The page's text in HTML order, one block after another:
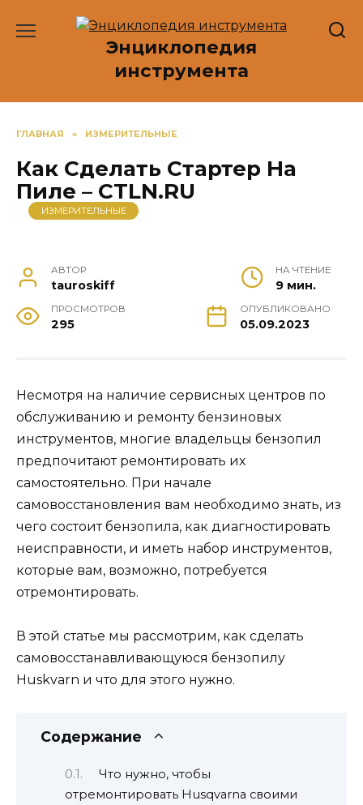
Энциклопедия
инструмента
ГЛАВНАЯ » ИЗМЕРИТЕЛЬНЫЕ
Как Сделать Стартер На
Пиле – CTLN.RU
ИЗМЕРИТЕЛЬНЫЕ
АВТОР
tauroskiff
НА ЧТЕНИЕ
9 мин.
ПРОСМОТРОВ
295
ОПУБЛИКОВАНО
05.09.2023
Несмотря на наличие сервисных центров по
обслуживанию и ремонту бензиновых
инструментов, многие владельцы бензопил
предпочитают ремонтировать их
самостоятельно. При начале
самовосстановления вам необходимо знать, из
чего состоит бензопила, как диагностировать
неисправности, и иметь набор инструментов,
которые вам, возможно, потребуется
отремонтировать.
В этой статье мы рассмотрим, как сделать
самовосстанавливающуюся бензопилу
Huskvarn и что для этого нужно.
Содержание
Что нужно, чтобы
отремонтировать Husqvarna своими